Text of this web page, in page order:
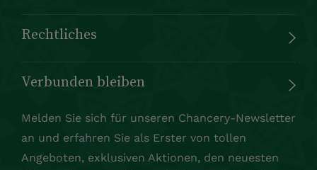
Rechtliches
Verbunden bleiben
Melden Sie sich für unseren Chancery-Newsletter
an und erfahren Sie als Erster von tollen
Angeboten, exklusiven Aktionen, den neuesten